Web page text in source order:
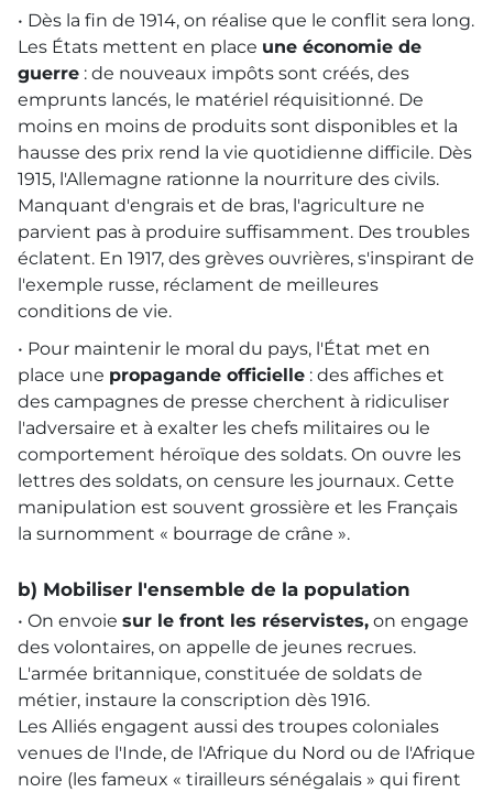
• Dès la fin de 1914, on réalise que le conflit sera long.
Les États mettent en place une économie de
guerre : de nouveaux impôts sont créés, des
emprunts lancés, le matériel réquisitionné. De
moins en moins de produits sont disponibles et la
hausse des prix rend la vie quotidienne difficile. Dès
1915, l'Allemagne rationne la nourriture des civils.
Manquant d'engrais et de bras, l'agriculture ne
parvient pas à produire suffisamment. Des troubles
éclatent. En 1917, des grèves ouvrières, s'inspirant de
l'exemple russe, réclament de meilleures
conditions de vie.
• Pour maintenir le moral du pays, l'État met en
place une propagande officielle : des affiches et
des campagnes de presse cherchent à ridiculiser
l'adversaire et à exalter les chefs militaires ou le
comportement héroïque des soldats. On ouvre les
lettres des soldats, on censure les journaux. Cette
manipulation est souvent grossière et les Français
la surnomment « bourrage de crâne ».
b) Mobiliser l'ensemble de la population
• On envoie sur le front les réservistes, on engage
des volontaires, on appelle de jeunes recrues.
L'armée britannique, constituée de soldats de
métier, instaure la conscription dès 1916.
Les Alliés engagent aussi des troupes coloniales
venues de l'Inde, de l'Afrique du Nord ou de l'Afrique
noire (les fameux « tirailleurs sénégalais » qui firent